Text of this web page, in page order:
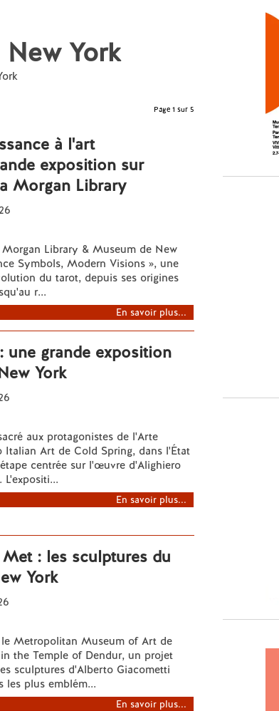
York
Page 1 sur 5
à l'art
exposition sur
Morgan Library
Library & Museum de New
Symbols, Modern Visions », une
du tarot, depuis ses origines
r...
En savoir plus...
grande exposition
York
aux protagonistes de l'Arte
Italian Art de Cold Spring, dans l'État
centrée sur l'œuvre d'Alighiero
L'expositi...
En savoir plus...
: les sculptures du
York
Metropolitan Museum of Art de
the Temple of Dendur, un projet
sculptures d'Alberto Giacometti
les plus emblém...
En savoir plus...